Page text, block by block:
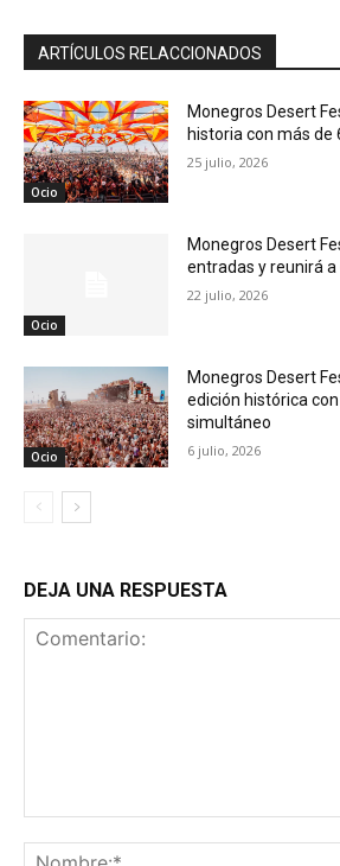
ARTÍCULOS RELACCIONADOS
Ocio
Monegros Desert
historia con más de
25 julio, 2026
Ocio
Monegros Desert
entradas y reunirá
22 julio, 2026
Ocio
Monegros Desert
edición histórica
simultáneo
6 julio, 2026
DEJA UNA RESPUESTA